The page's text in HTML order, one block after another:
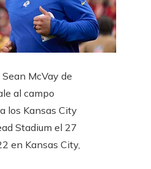
McVay de
al campo
los Kansas City
Stadium el 27
en Kansas City,